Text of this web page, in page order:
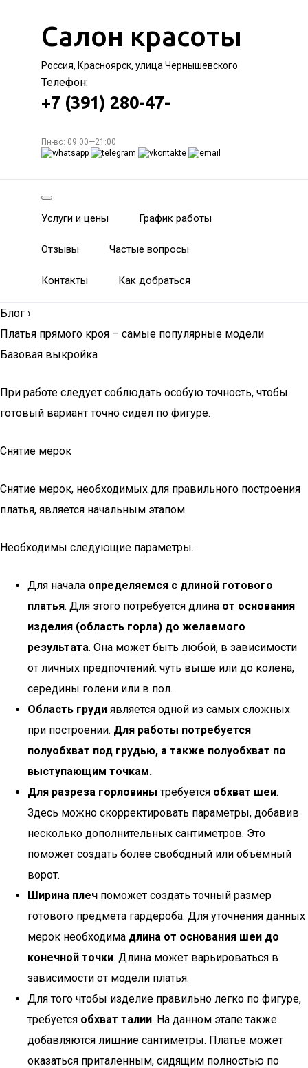
Салон красоты
Россия, Красноярск, улица Чернышевского
Телефон:
+7 (391) 280-47-
Пн-вс: 09:00—21:00
Услуги и цены График работы
Отзывы Частые вопросы
Контакты Как добраться
Блог ›
Платья прямого кроя – самые популярные модели
Базовая выкройка
При работе следует соблюдать особую точность, чтобы
готовый вариант точно сидел по фигуре.
Снятие мерок
Снятие мерок, необходимых для правильного построения
платья, является начальным этапом.
Необходимы следующие параметры.
Для начала определяемся с длиной готового
платья. Для этого потребуется длина от основания
изделия (область горла) до желаемого
результата. Она может быть любой, в зависимости
от личных предпочтений: чуть выше или до колена,
середины голени или в пол.
Область груди является одной из самых сложных
при построении. Для работы потребуется
полуобхват под грудью, а также полуобхват по
выступающим точкам.
Для разреза горловины требуется обхват шеи.
Здесь можно скорректировать параметры, добавив
несколько дополнительных сантиметров. Это
поможет создать более свободный или объёмный
ворот.
Ширина плеч поможет создать точный размер
готового предмета гардероба. Для уточнения данных
мерок необходима длина от основания шеи до
конечной точки. Длина может варьироваться в
зависимости от модели платья.
Для того чтобы изделие правильно легко по фигуре,
требуется обхват талии. На данном этапе также
добавляются лишние сантиметры. Платье может
оказаться приталенным, сидящим полностью по